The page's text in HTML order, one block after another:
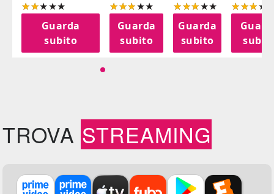
Guarda
subito
Guarda
subito
Guarda
subito
TROVA STREAMING